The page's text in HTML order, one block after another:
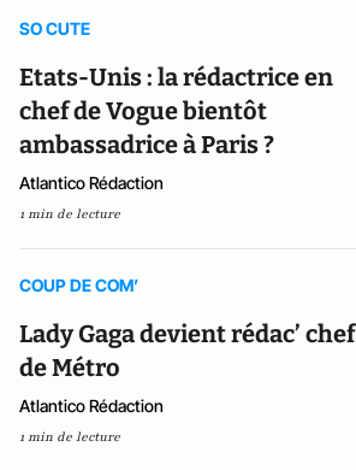
SO CUTE
Etats-Unis : la rédactrice en
chef de Vogue bientôt
ambassadrice à Paris ?
Atlantico Rédaction
1 min de lecture
COUP DE COM’
Lady Gaga devient rédac’ chef
de Métro
Atlantico Rédaction
1 min de lecture